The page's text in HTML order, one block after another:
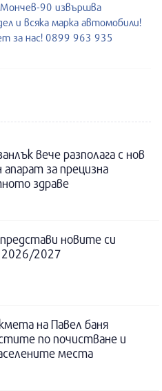
90 извършва
и всяка марка автомобили!
за нас! 0899 963 935
вече разполага с нов
за прецизна
здраве
новите си
2026/2027
на Павел баня
по почистване и
места